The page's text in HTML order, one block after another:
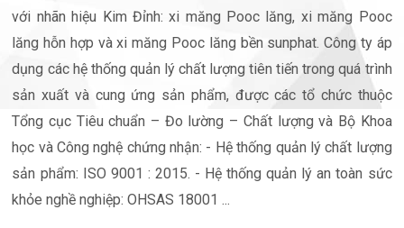
với nhãn hiệu Kim Đỉnh: xi măng Pooc lăng, xi măng Pooc
lăng hỗn hợp và xi măng Pooc lăng bền sunphat. Công ty áp
dụng các hệ thống quản lý chất lượng tiên tiến trong quá trình
sản xuất và cung ứng sản phẩm, được các tổ chức thuộc
Tổng cục Tiêu chuẩn – Đo lường – Chất lượng và Bộ Khoa
học và Công nghệ chứng nhận: - Hệ thống quản lý chất lượng
sản phẩm: ISO 9001 : 2015. - Hệ thống quản lý an toàn sức
khỏe nghề nghiệp: OHSAS 18001 ...